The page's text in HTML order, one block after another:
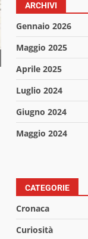
ARCHIVI
Gennaio 2026
Maggio 2025
Aprile 2025
Luglio 2024
Giugno 2024
Maggio 2024
CATEGORIE
Cronaca
Curiosità